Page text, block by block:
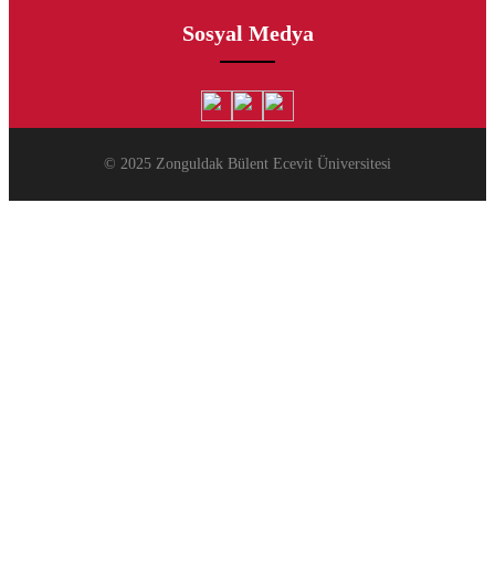
Sosyal Medya
© 2025 Zonguldak Bülent Ecevit Üniversitesi